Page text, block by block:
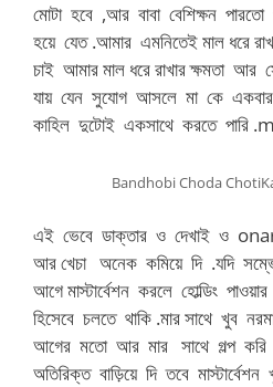
মোটা হবে ,আর বাবা বেশিক্ষন
হয়ে যেত .আমার এমনিতেই মাল ধরে
চাই আমার মাল ধরে রাখার ক্ষমতা আর
যায় যেন সুযোগ আসলে মা কে
কাহিল দুটোই একসাথে করতে
Bandhobi Choda
এই ভেবে ডাক্তার ও দেখাই ও onar
আর খেচা অনেক কমিয়ে দি .যদি
আগে মাস্টার্বেশন করলে হোল্ডিং
হিসেবে চলতে থাকি .মার সাথে খুব
আগের মতো আর মার সাথে গল্প
অতিরিক্ত বাড়িয়ে দি তবে